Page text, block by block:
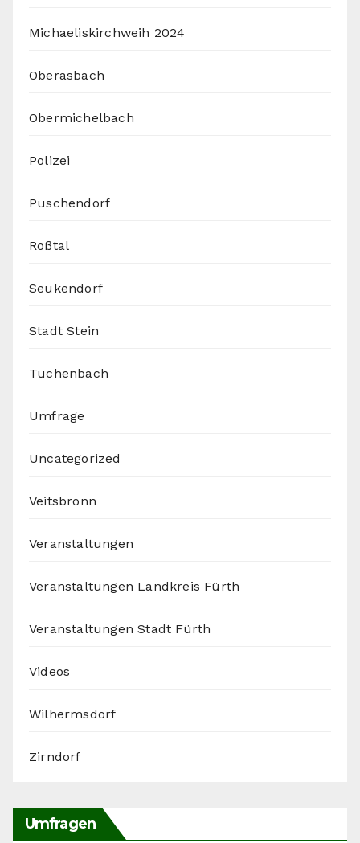
Michaeliskirchweih 2024
Oberasbach
Obermichelbach
Polizei
Puschendorf
Roßtal
Seukendorf
Stadt Stein
Tuchenbach
Umfrage
Uncategorized
Veitsbronn
Veranstaltungen
Veranstaltungen Landkreis Fürth
Veranstaltungen Stadt Fürth
Videos
Wilhermsdorf
Zirndorf
Umfragen